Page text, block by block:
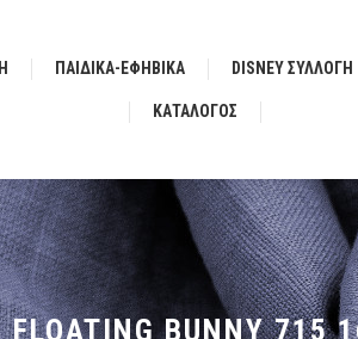
ΠΑΙΔΙΚΑ-ΕΦΗΒΙΚΑ DISNEY ΣΥΛΛΟΓΗ
ΚΑΤΆΛΟΓΟΣ
BUNNY 715